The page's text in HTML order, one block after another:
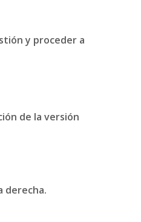
y proceder a
de la versión
derecha.